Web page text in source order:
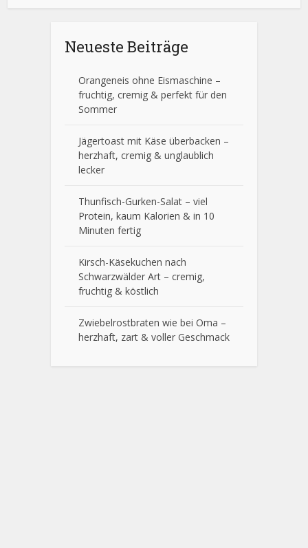
Neueste Beiträge
Orangeneis ohne Eismaschine –
fruchtig, cremig & perfekt für den
Sommer
Jägertoast mit Käse überbacken –
herzhaft, cremig & unglaublich
lecker
Thunfisch-Gurken-Salat – viel
Protein, kaum Kalorien & in 10
Minuten fertig
Kirsch-Käsekuchen nach
Schwarzwälder Art – cremig,
fruchtig & köstlich
Zwiebelrostbraten wie bei Oma –
herzhaft, zart & voller Geschmack